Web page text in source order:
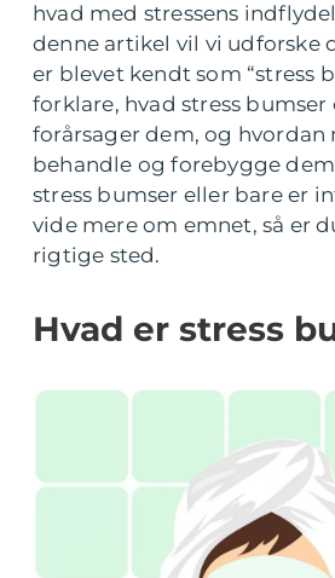
hvad med stressens
denne artikel vil vi udforske
er blevet kendt som “stress
forklare, hvad stress bumser
forårsager dem, og hvordan
behandle og forebygge
stress bumser eller bare er
vide mere om emnet, så er
rigtige sted.
Hvad er stress